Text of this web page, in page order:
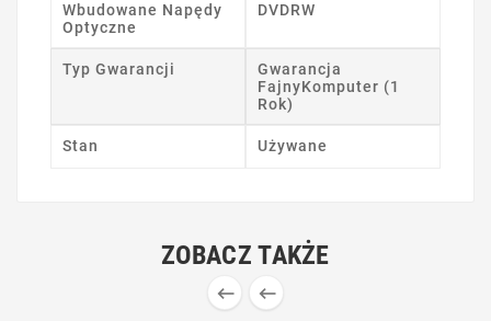
Wbudowane Napędy
Optyczne
DVDRW
Typ Gwarancji
Gwarancja
FajnyKomputer (1
Rok)
Stan Używane
ZOBACZ TAKŻE
 